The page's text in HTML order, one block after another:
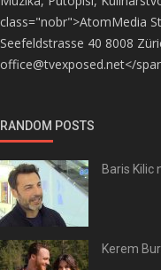
class="nobr">AtomMedia
Seefeldstrasse 40 8008
office@tvexposed.net</
RANDOM POSTS
Baris Kilic
Kerem